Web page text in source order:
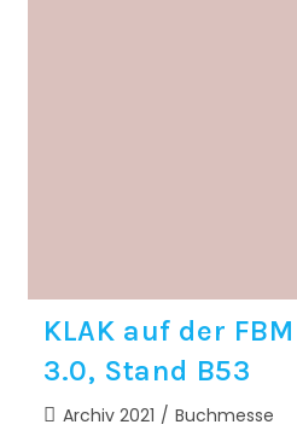
KLAK auf der
3.0, Stand B53
Archiv 2021 / Buchmesse